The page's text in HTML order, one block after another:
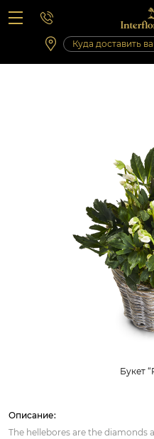
Вопросы-ответы
Сб 10:00 ‐ 14:00
Выходные и праздничные
Букет
Описание:
The hellebores are the diamonds